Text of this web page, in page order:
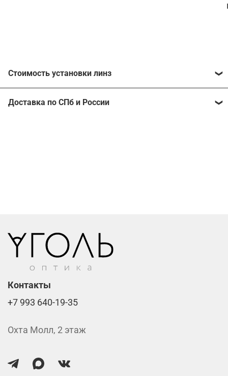
Стоимость установки линз
Расчитать стоимость ваших линз поможет
Доставка по СПб и России
Контакты
+7 993 640-19-35
Охта Молл, 2 этаж